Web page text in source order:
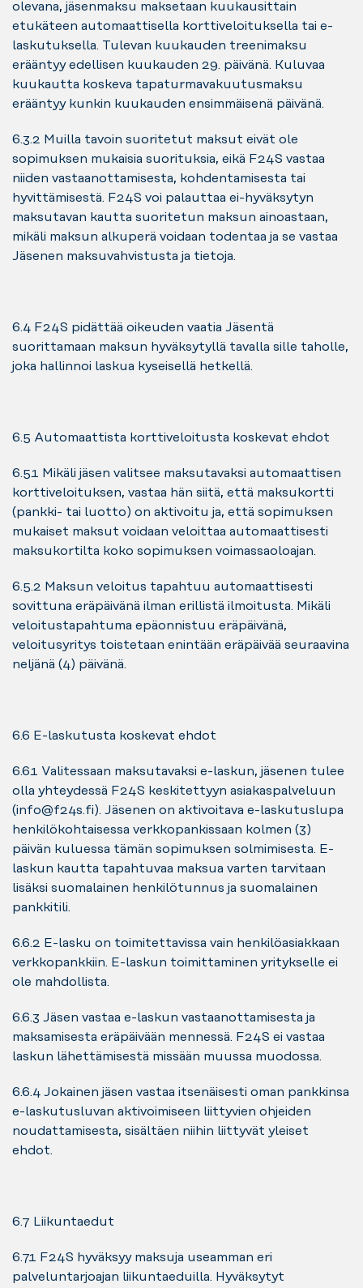
olevana, jäsenmaksu maksetaan kuukausittain
etukäteen automaattisella korttiveloituksella tai e-
laskutuksella. Tulevan kuukauden treenimaksu
erääntyy edellisen kuukauden 29. päivänä. Kuluvaa
kuukautta koskeva tapaturmavakuutusmaksu
erääntyy kunkin kuukauden ensimmäisenä päivänä.
6.3.2 Muilla tavoin suoritetut maksut eivät ole
sopimuksen mukaisia suorituksia, eikä F24S vastaa
niiden vastaanottamisesta, kohdentamisesta tai
hyvittämisestä. F24S voi palauttaa ei-hyväksytyn
maksutavan kautta suoritetun maksun ainoastaan,
mikäli maksun alkuperä voidaan todentaa ja se vastaa
Jäsenen maksuvahvistusta ja tietoja.
6.4 F24S pidättää oikeuden vaatia Jäsentä
suorittamaan maksun hyväksytyllä tavalla sille taholle,
joka hallinnoi laskua kyseisellä hetkellä.
6.5 Automaattista korttiveloitusta koskevat ehdot
6.5.1 Mikäli jäsen valitsee maksutavaksi automaattisen
korttiveloituksen, vastaa hän siitä, että maksukortti
(pankki- tai luotto) on aktivoitu ja, että sopimuksen
mukaiset maksut voidaan veloittaa automaattisesti
maksukortilta koko sopimuksen voimassaoloajan.
6.5.2 Maksun veloitus tapahtuu automaattisesti
sovittuna eräpäivänä ilman erillistä ilmoitusta. Mikäli
veloitustapahtuma epäonnistuu eräpäivänä,
veloitusyritys toistetaan enintään eräpäivää seuraavina
neljänä (4) päivänä.
6.6 E-laskutusta koskevat ehdot
6.6.1 Valitessaan maksutavaksi e-laskun, jäsenen tulee
olla yhteydessä F24S keskitettyyn asiakaspalveluun
(info@f24s.fi). Jäsenen on aktivoitava e-laskutuslupa
henkilökohtaisessa verkkopankissaan kolmen (3)
päivän kuluessa tämän sopimuksen solmimisesta. E-
laskun kautta tapahtuvaa maksua varten tarvitaan
lisäksi suomalainen henkilötunnus ja suomalainen
pankkitili.
6.6.2 E-lasku on toimitettavissa vain henkilöasiakkaan
verkkopankkiin. E-laskun toimittaminen yritykselle ei
ole mahdollista.
6.6.3 Jäsen vastaa e-laskun vastaanottamisesta ja
maksamisesta eräpäivään mennessä. F24S ei vastaa
laskun lähettämisestä missään muussa muodossa.
6.6.4 Jokainen jäsen vastaa itsenäisesti oman pankkinsa
e-laskutusluvan aktivoimiseen liittyvien ohjeiden
noudattamisesta, sisältäen niihin liittyvät yleiset
ehdot.
6.7 Liikuntaedut
6.7.1 F24S hyväksyy maksuja useamman eri
palveluntarjoajan liikuntaeduilla. Hyväksytyt